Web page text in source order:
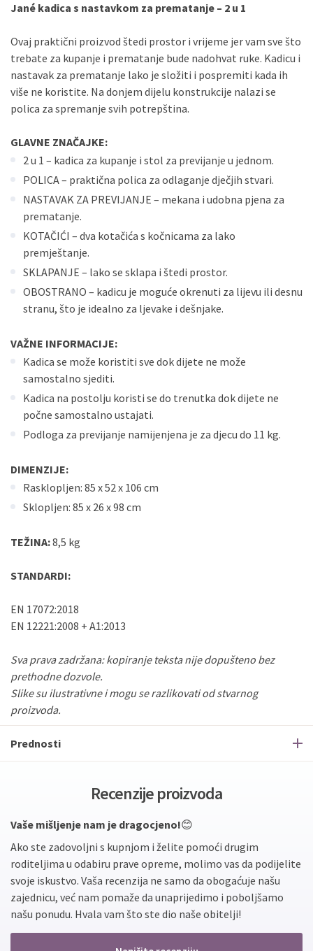
Sve banke Visa
Jednokratno
Sve banke
Master
Jednokratno
Sve banke
Maestro
Jednokratno
ECC
Discover Jednokratno
Jané kadica s nastavkom za prematanje – 2 u 1
Ovaj praktični proizvod štedi prostor i vrijeme jer vam sve što
trebate za kupanje i prematanje bude nadohvat ruke. Kadicu i
nastavak za prematanje lako je složiti i pospremiti kada ih
više ne koristite. Na donjem dijelu konstrukcije nalazi se
polica za spremanje svih potrepština.
GLAVNE ZNAČAJKE:
2 u 1 – kadica za kupanje i stol za previjanje u jednom.
POLICA – praktična polica za odlaganje dječjih stvari.
NASTAVAK ZA PREVIJANJE – mekana i udobna pjena za
prematanje.
KOTAČIĆI – dva kotačića s kočnicama za lako
premještanje.
SKLAPANJE – lako se sklapa i štedi prostor.
OBOSTRANO – kadicu je moguće okrenuti za lijevu ili desnu
stranu, što je idealno za ljevake i dešnjake.
VAŽNE INFORMACIJE:
Kadica se može koristiti sve dok dijete ne može
samostalno sjediti.
Kadica na postolju koristi se do trenutka dok dijete ne
počne samostalno ustajati.
Podloga za previjanje namijenjena je za djecu do 11 kg.
DIMENZIJE:
Rasklopljen: 85 x 52 x 106 cm
Sklopljen: 85 x 26 x 98 cm
TEŽINA:8,5 kg
STANDARDI:
EN 17072:2018
EN 12221:2008 + A1:2013
Sva prava zadržana: kopiranje teksta nije dopušteno bez
prethodne dozvole.
Slike su ilustrativne i mogu se razlikovati od stvarnog
proizvoda.
Prednosti
Recenzije proizvoda
Vaše mišljenje nam je dragocjeno!😊
Ako ste zadovoljni s kupnjom i želite pomoći drugim
roditeljima u odabiru prave opreme, molimo vas da podijelite
svoje iskustvo. Vaša recenzija ne samo da obogaćuje našu
zajednicu, već nam pomaže da unaprijedimo i poboljšamo
našu ponudu. Hvala vam što ste dio naše obitelji!